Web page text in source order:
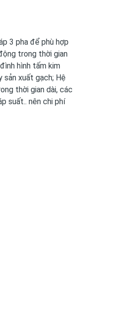
3 pha để phù hợp
trong thời gian
hình tấm kim
sản xuất gạch; Hệ
thời gian dài, các
suất.. nên chi phí